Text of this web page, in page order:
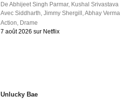
DeAbhijeet Singh Parmar, Kushal Srivastava
AvecSiddharth ,Jimmy Shergill ,Abhay Verma
Action Drame
7 août 2026 sur Netflix
Unlucky Bae